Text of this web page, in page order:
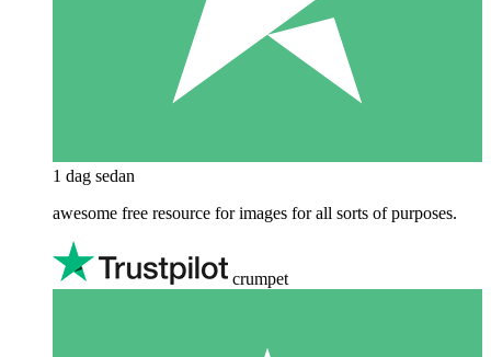
1 dag sedan
awesome free resource for images for all sorts of purposes.
crumpet